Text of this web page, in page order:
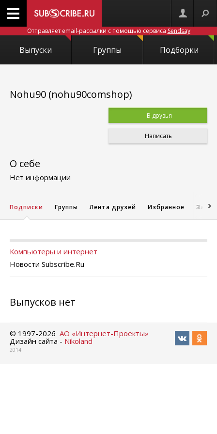
Отправляет email-рассылки с помощью сервиса Sendsay
Выпуски Группы Подборки
Nohu90 (nohu90comshop)
В друзья
Написать
О себе
Нет информации
Подписки Группы Лента друзей Избранное
Компьютеры и интернет
Новости Subscribe.Ru
Выпусков нет
© 1997-2026 АО «Интернет-Проекты»
Дизайн сайта - Nikoland
2014